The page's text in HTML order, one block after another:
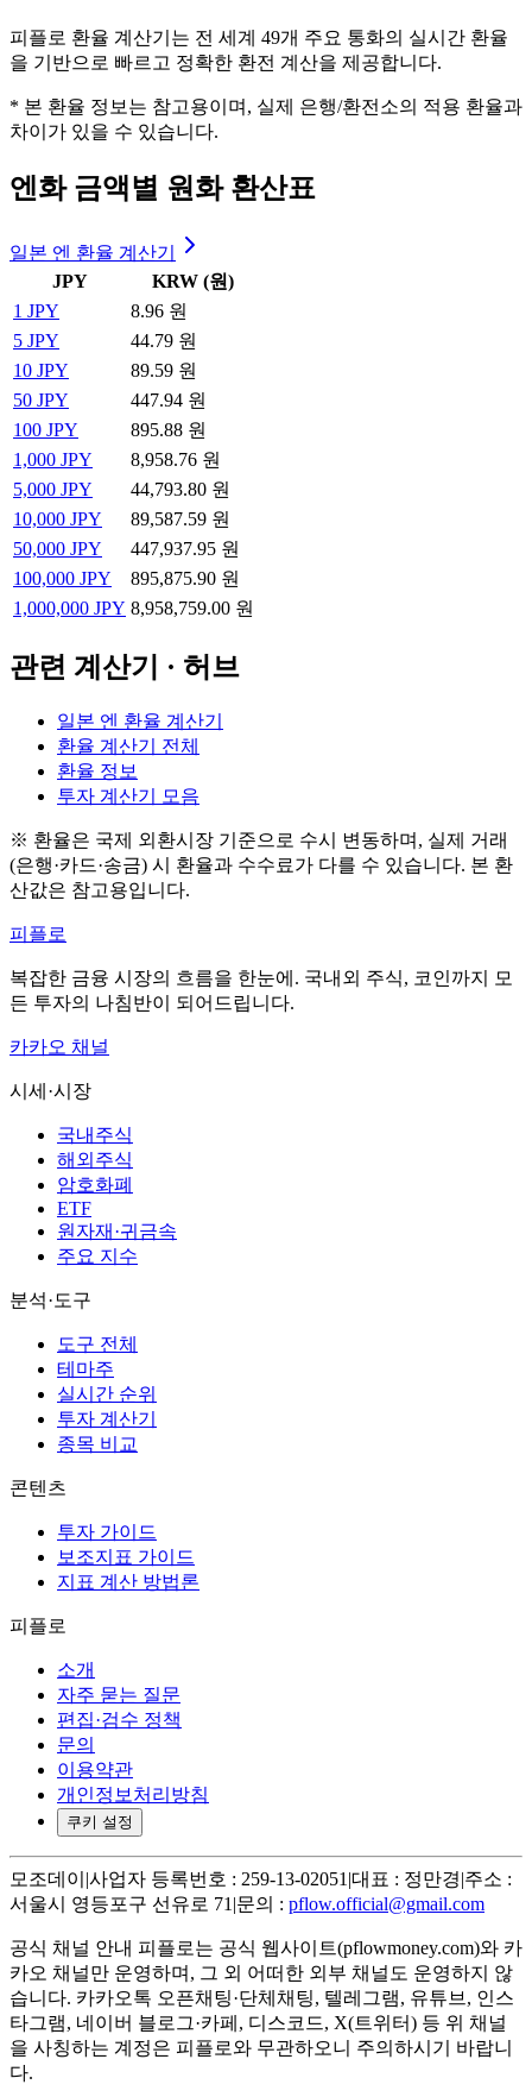
피플로 환율 계산기는 전 세계 49개 주요 통화의 실시간 환율
을 기반으로 빠르고 정확한 환전 계산을 제공합니다.
* 본 환율 정보는 참고용이며, 실제 은행/환전소의 적용 환율과
차이가 있을 수 있습니다.
엔화 금액별 원화 환산표
일본 엔 환율 계산기
JPY
KRW (원)
1 JPY
8.96 원
5 JPY
44.79 원
10 JPY
89.59 원
50 JPY
447.94 원
100 JPY
895.88 원
1,000 JPY
8,958.76 원
5,000 JPY
44,793.80 원
10,000 JPY
89,587.59 원
50,000 JPY
447,937.95 원
100,000 JPY
895,875.90 원
1,000,000 JPY 8,958,759.00 원
관련 계산기 · 허브
일본 엔 환율 계산기
환율 계산기 전체
환율 정보
투자 계산기 모음
※ 환율은 국제 외환시장 기준으로 수시 변동하며, 실제 거래
(은행·카드·송금) 시 환율과 수수료가 다를 수 있습니다. 본 환
산값은 참고용입니다.
피플로
복잡한 금융 시장의 흐름을 한눈에. 국내외 주식, 코인까지 모
든 투자의 나침반이 되어드립니다.
카카오 채널
시세·시장
국내주식
해외주식
암호화폐
ETF
원자재·귀금속
주요 지수
분석·도구
도구 전체
테마주
실시간 순위
투자 계산기
종목 비교
콘텐츠
투자 가이드
보조지표 가이드
지표 계산 방법론
피플로
소개
자주 묻는 질문
편집·검수 정책
문의
이용약관
개인정보처리방침
쿠키 설정
모조데이 |사업자 등록번호 : 259-13-02051 |대표 : 정만경|주소 :
서울시 영등포구 선유로 71 |문의 : pflow.official@gmail.com
공식 채널 안내 피플로는 공식 웹사이트(pflowmoney.com)와 카
카오 채널만 운영하며, 그 외 어떠한 외부 채널도 운영하지 않
습니다. 카카오톡 오픈채팅·단체채팅, 텔레그램, 유튜브, 인스
타그램, 네이버 블로그·카페, 디스코드, X(트위터) 등 위 채널
을 사칭하는 계정은 피플로와 무관하오니 주의하시기 바랍니
다.